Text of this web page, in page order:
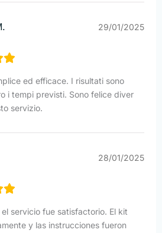
29/01/2025
ed efficace. I risultati sono
i tempi previsti. Sono felice diver
servizio.
28/01/2025
el servicio fue satisfactorio. El kit
y las instrucciones fueron